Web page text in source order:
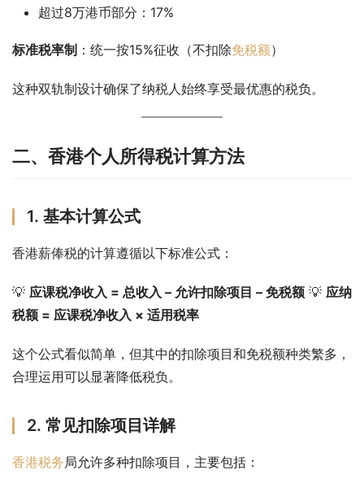
超过8万港币部分：17%
标准税率制 ：统一按15%征收（不扣除免税额）
这种双轨制设计确保了纳税人始终享受最优惠的税负。
二、香港个人所得税计算方法
1. 基本计算公式
香港薪俸税的计算遵循以下标准公式：
💡 应课税净收入 = 总收入 – 允许扣除项目 – 免税额 💡 应纳
税额 = 应课税净收入 × 适用税率
这个公式看似简单，但其中的扣除项目和免税额种类繁多，
合理运用可以显著降低税负。
2. 常见扣除项目详解
香港税务局允许多种扣除项目，主要包括：